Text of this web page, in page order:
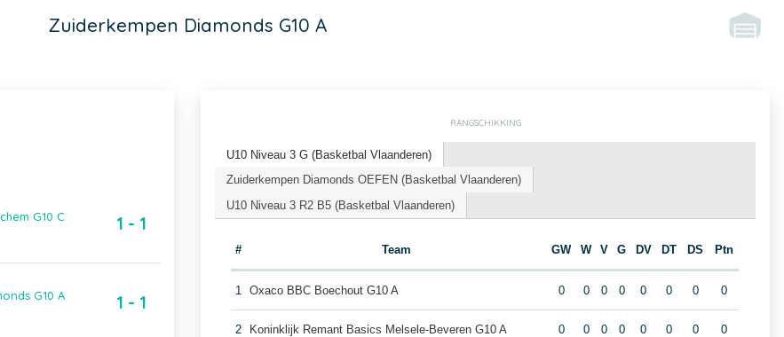
Zuiderkempen Diamonds G10 A
G10 C 1 - 1
G10 A 1 - 1
RANGSCHIKKING
U10 Niveau 3 G (Basketbal Vlaanderen)
Zuiderkempen Diamonds OEFEN (Basketbal Vlaanderen)
U10 Niveau 3 R2 B5 (Basketbal Vlaanderen)
# Team GW W V G DV DT DS Ptn
1 Oxaco BBC Boechout G10 A 0 0 0 0 0 0 0 0
2 Koninklijk Remant Basics Melsele-Beveren G10 A 0 0 0 0 0 0 0 0